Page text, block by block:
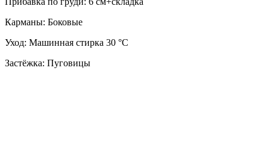
Карманы: Боковые
Уход: Машинная стирка 30 °C
Застёжка: Пуговицы